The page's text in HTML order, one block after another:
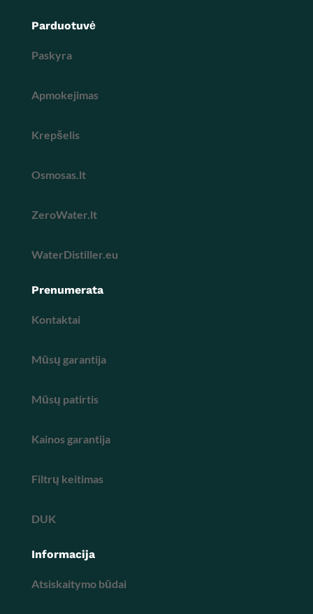
Parduotuvė
Paskyra
Apmokejimas
Krepšelis
Osmosas.lt
ZeroWater.lt
WaterDistiller.eu
Prenumerata
Kontaktai
Mūsų garantija
Mūsų patirtis
Kainos garantija
Filtrų keitimas
DUK
Informacija
Atsiskaitymo būdai